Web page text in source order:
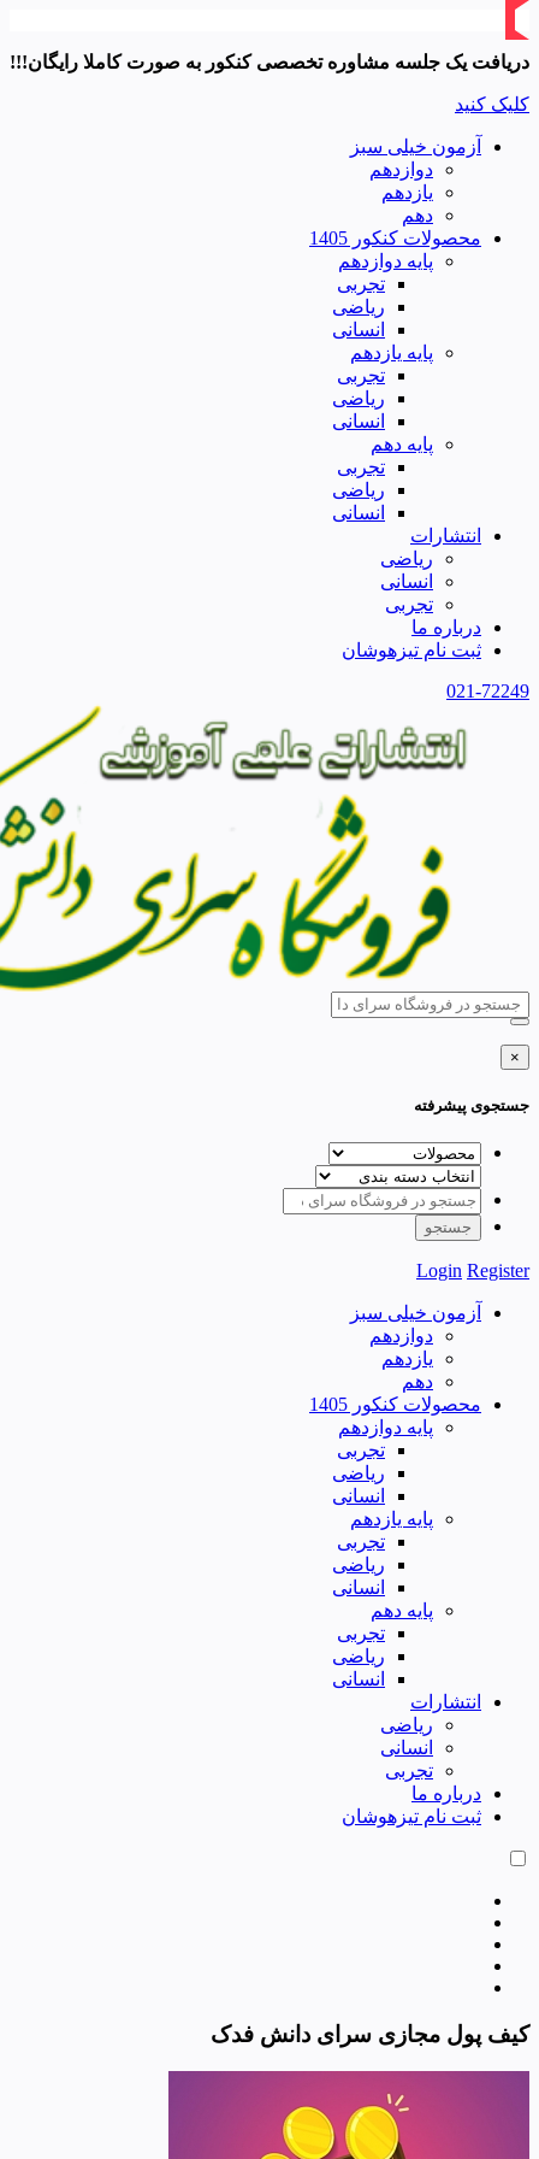
دریافت یک جلسه مشاوره تخصصی کنکور به صورت کاملا رایگان!!!
کلیک کنید
آزمون خیلی سبز
دوازدهم
یازدهم
دهم
محصولات کنکور 1405
پایه دوازدهم
تجربی
ریاضی
انسانی
پایه یازدهم
تجربی
ریاضی
انسانی
پایه دهم
تجربی
ریاضی
انسانی
انتشارات
ریاضی
انسانی
تجربی
درباره ما
ثبت نام تیزهوشان
021-72249
×
جستجوی پیشرفته
Login Register
آزمون خیلی سبز
دوازدهم
یازدهم
دهم
محصولات کنکور 1405
پایه دوازدهم
تجربی
ریاضی
انسانی
پایه یازدهم
تجربی
ریاضی
انسانی
پایه دهم
تجربی
ریاضی
انسانی
انتشارات
ریاضی
انسانی
تجربی
درباره ما
ثبت نام تیزهوشان
کیف پول مجازی سرای دانش فدک